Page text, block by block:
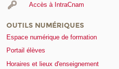
Accès à IntraCnam
OUTILS NUMÉRIQUES
Espace numérique de formation
Portail élèves
Horaires et lieux d'enseignement